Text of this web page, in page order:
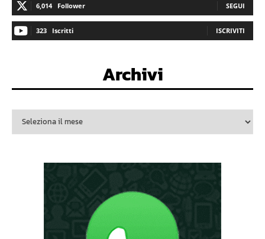
6,014 Follower SEGUI
323 Iscritti ISCRIVITI
Archivi